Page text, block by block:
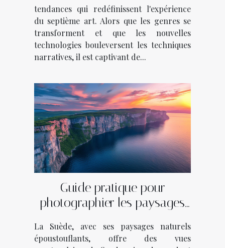
tendances qui redéfinissent l'expérience
du septième art. Alors que les genres se
transforment et que les nouvelles
technologies bouleversent les techniques
narratives, il est captivant de...
Guide pratique pour
photographier les paysages
La Suède, avec ses paysages naturels
époustouflants, offre des vues